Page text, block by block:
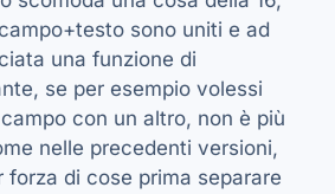
sono uniti e ad
una funzione di
se per esempio volessi
con un altro, non è più
nelle precedenti versioni,
forza di cose prima separare